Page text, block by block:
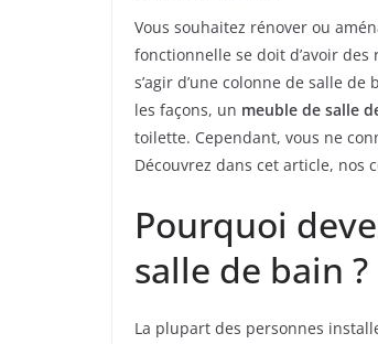
Vous souhaitez rénover ou
fonctionnelle se doit d’avoir
s’agir d’une colonne de salle
les façons, un meuble de salle
toilette. Cependant, vous ne
Découvrez dans cet article, nos
Pourquoi
salle de bain ?
La plupart des personnes